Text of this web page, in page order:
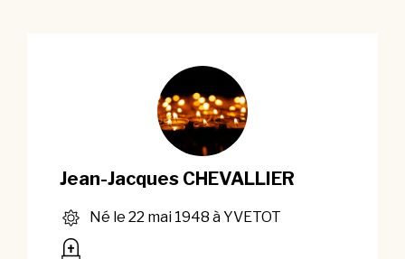
Jean-Jacques CHEVALLIER
Né le 22 mai 1948 à YVETOT